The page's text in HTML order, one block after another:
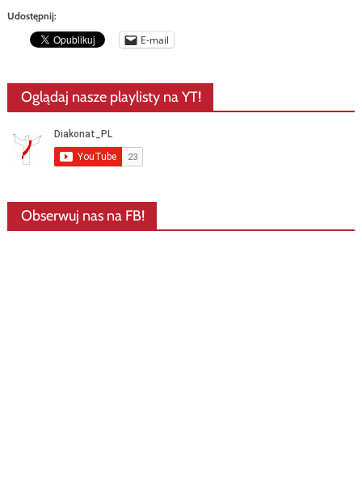
Udostępnij:
E-mail
Oglądaj nasze playlisty na YT!
Obserwuj nas na FB!